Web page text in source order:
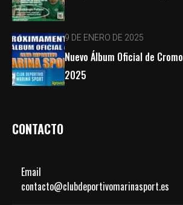
9 DE ENERO DE 2025
Nuevo Álbum Oficial de
2025
CONTACTO
Email
contacto@clubdeportivomarinasport.es